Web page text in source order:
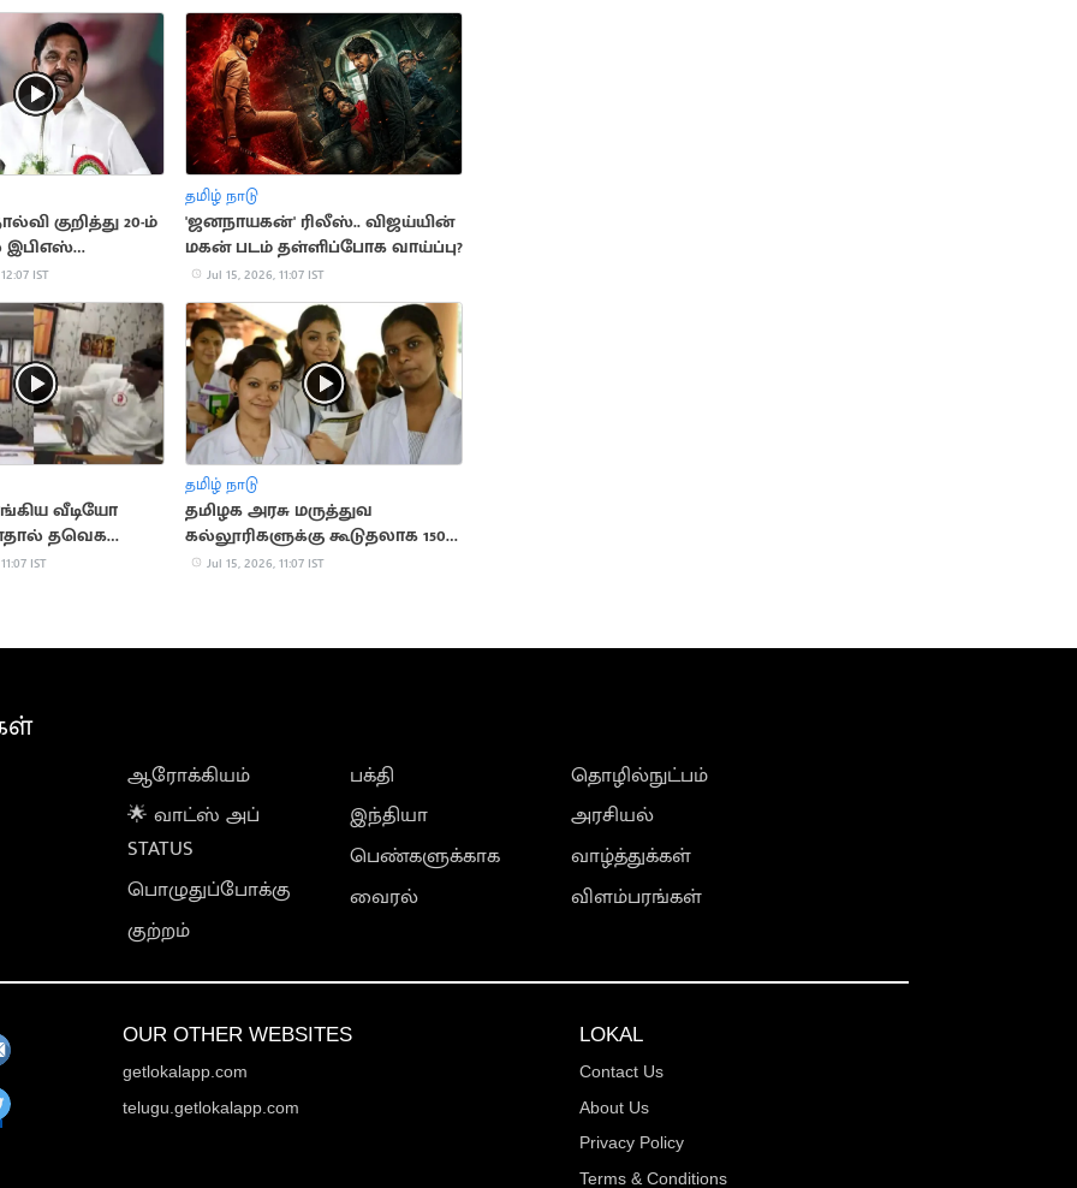
குறித்து 20-ம்
இபிஎஸ்
IST
தமிழ் நாடு
'ஜனநாயகன்' ரிலீஸ்.. விஜய்யின்
மகன் படம் தள்ளிப்போக வாய்ப்பு?
Jul 15, 2026, 11:07 IST
வீடியோ
தவெக
நீக்கம்
IST
தமிழ் நாடு
தமிழக அரசு மருத்துவ
கல்லூரிகளுக்கு கூடுதலாக 150
இடங்கள் ஒதுக்கீடு
Jul 15, 2026, 11:07 IST
ஆரோக்கியம்
🌟 வாட்ஸ் அப்
STATUS
பொழுதுப்போக்கு
குற்றம்
பக்தி
இந்தியா
பெண்களுக்காக
வைரல்
தொழில்நுட்பம்
அரசியல்
வாழ்த்துக்கள்
விளம்பரங்கள்
OUR OTHER WEBSITES
getlokalapp.com
telugu.getlokalapp.com
LOKAL
Contact Us
About Us
Privacy Policy
Terms & Conditions